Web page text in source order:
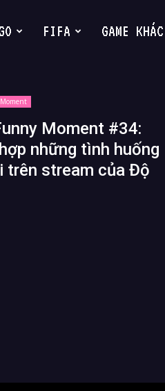
FIFA GAME KHÁC
Moment #34:
những tình huống
trên stream của Độ